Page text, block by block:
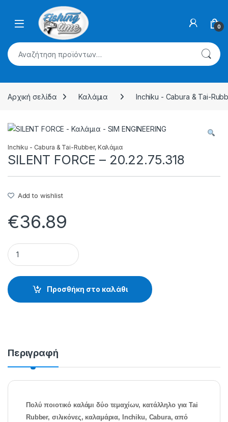
Skip to navigation
0
Αναζήτηση για:
Αρχική σελίδα Καλάμια Inchiku - Cabura & Tai-
Inchiku - Cabura & Tai-Rubber, Καλάμια
SILENT FORCE – 20.22.75.318
Add to wishlist
€36.89
SILENT FORCE - 20.22.75.318 quantity
Προσθήκη στο καλάθι
Περιγραφή
Πολύ ποιοτικό καλάμι δύο τεμαχίων, κατάλληλο για Tai
Rubber, σιλικόνες, καλαμάρια, Inchiku, Cabura, από